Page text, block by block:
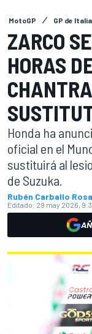
MotoGP GP de Italia
ZARCO
HORAS
Honda ha
oficial en el
sustituirá al
de Suzuka.
Rubén Carballo Rosa
Editado: 29 may 2026,